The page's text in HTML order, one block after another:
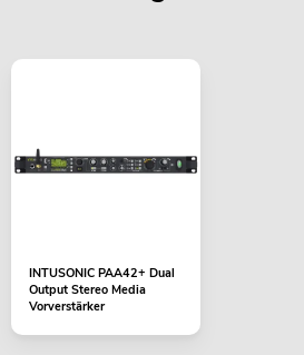
INTUSONIC PAA42+ Dual
Output Stereo Media
Vorverstärker